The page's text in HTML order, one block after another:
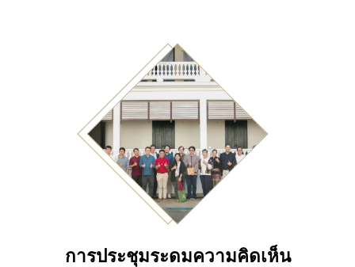
การประชุมระดมความคิดเห็น